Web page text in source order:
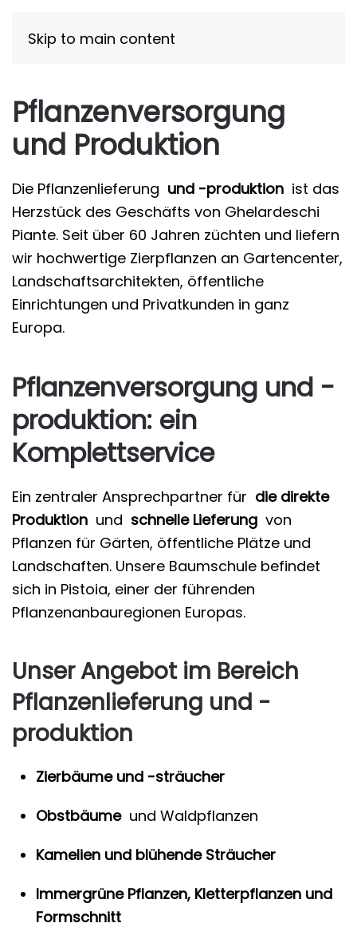
Skip to main content
Pflanzenversorgung
und Produktion
Die Pflanzenlieferung und -produktion ist das
Herzstück des Geschäfts von Ghelardeschi
Piante. Seit über 60 Jahren züchten und liefern
wir hochwertige Zierpflanzen an Gartencenter,
Landschaftsarchitekten, öffentliche
Einrichtungen und Privatkunden in ganz
Europa.
Pflanzenversorgung und -
produktion: ein
Komplettservice
Ein zentraler Ansprechpartner für die direkte
Produktion und schnelle Lieferung von
Pflanzen für Gärten, öffentliche Plätze und
Landschaften. Unsere Baumschule befindet
sich in Pistoia, einer der führenden
Pflanzenanbauregionen Europas.
Unser Angebot im Bereich
Pflanzenlieferung und -
produktion
Zierbäume und -sträucher
Obstbäumeund Waldpflanzen
Kamelien und blühende Sträucher
Immergrüne Pflanzen, Kletterpflanzen und
Formschnitt